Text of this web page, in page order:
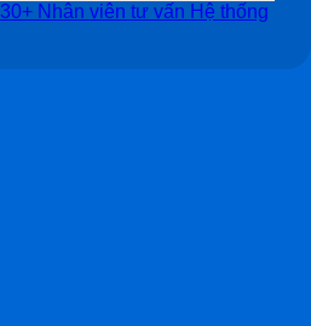
30+ Nhân viên tư vấn Hệ thống